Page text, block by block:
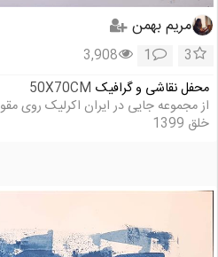
مریم بهمن
3
1
3,908
محفل نقاشی و گرافیک 50X70CM
خلق 1399